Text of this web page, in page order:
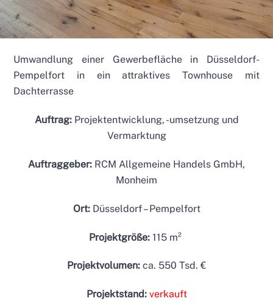
Umwandlung einer Gewerbefläche in Düsseldorf-
Pempelfort in ein attraktives Townhouse mit
Dachterrasse
Auftrag: Projektentwicklung, -umsetzung und
Vermarktung
Auftraggeber: RCM Allgemeine Handels GmbH,
Monheim
Ort: Düsseldorf – Pempelfort
Projektgröße: 115 m²
Projektvolumen: ca. 550 Tsd.€
Projektstand: verkauft